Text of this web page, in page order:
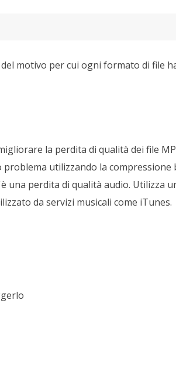
motivo per cui ogni formato di file
la perdita di qualità dei file
utilizzando la compressione
una perdita di qualità audio. Utilizza
da servizi musicali come iTunes.